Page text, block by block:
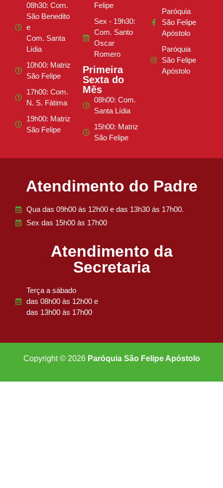
08h30: Com.
São Benedito
e
Com. Santa
Lídia
10h00: Matriz
São Felipe
17h00: Com.
N. S. Fátima
19h00: Matriz
São Felipe
Felipe
Sex - 19h30:
Com. Santo
Oscar
Romero
Primeira
Sexta do
Mês
08h00: Com.
Santa Lídia
15h00: Matriz
São Felipe
Paróquia
São Felipe
Apóstolo
Paróquia
São Felipe
Apóstolo
Atendimento do Padre
Qua das 09h00 às 12h00 e das 13h30 ás 17h00.
Sex das 15h00 às 17h00
Atendimento da
Secretaria
Terça a sábado
das 08h00 às 12h00 e
das 13h00 às 17h00
Copyright © 2026 Paróquia São Felipe Apóstolo